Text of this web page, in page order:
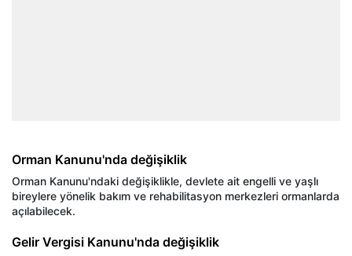
Orman Kanunu'nda değişiklik
Orman Kanunu'ndaki değişiklikle, devlete ait engelli ve yaşlı
bireylere yönelik bakım ve rehabilitasyon merkezleri ormanlarda
açılabilecek.
Gelir Vergisi Kanunu'nda değişiklik